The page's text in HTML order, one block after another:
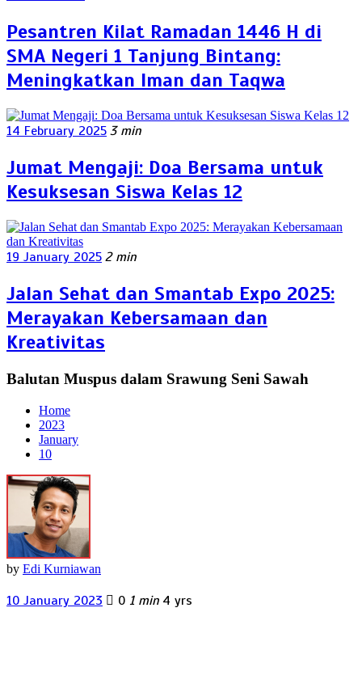
Pesantren Kilat Ramadan 1446 H di
SMA Negeri 1 Tanjung Bintang:
Meningkatkan Iman dan Taqwa
14 February 2025 3 min
Jumat Mengaji: Doa Bersama untuk
Kesuksesan Siswa Kelas 12
19 January 2025 2 min
Jalan Sehat dan Smantab Expo 2025:
Merayakan Kebersamaan dan
Kreativitas
Balutan Muspus dalam Srawung Seni Sawah
Home
2023
January
10
by Edi Kurniawan
10 January 2023 0 1 min 4 yrs